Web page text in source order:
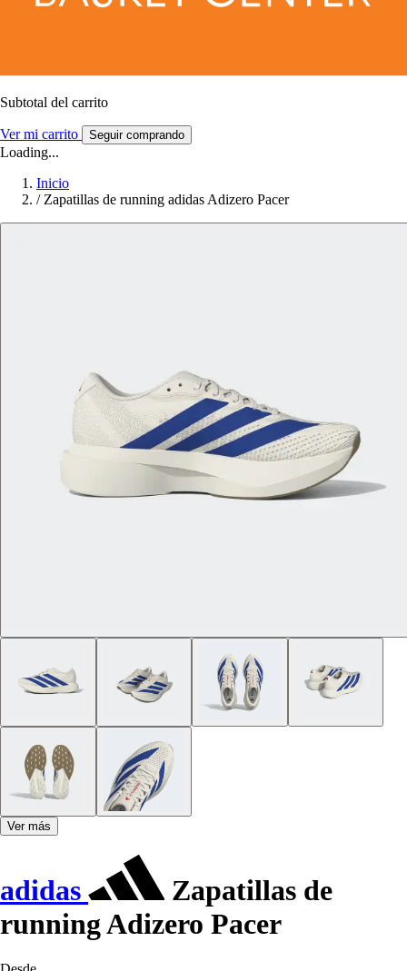
Subtotal del carrito
Ver mi carrito Seguir comprando
Loading...
Inicio
/ Zapatillas de running adidas Adizero Pacer
Ver más
adidas
Zapatillas de
running Adizero Pacer